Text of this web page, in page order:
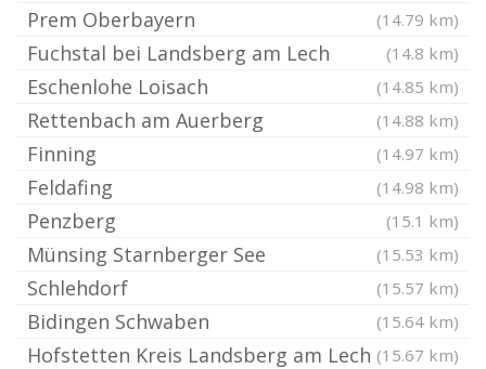
Prem Oberbayern (14.79 km)
Fuchstal bei Landsberg am Lech (14.8 km)
Eschenlohe Loisach (14.85 km)
Rettenbach am Auerberg (14.88 km)
Finning (14.97 km)
Feldafing (14.98 km)
Penzberg (15.1 km)
Münsing Starnberger See (15.53 km)
Schlehdorf (15.57 km)
Bidingen Schwaben (15.64 km)
Hofstetten Kreis Landsberg am Lech (15.67 km)